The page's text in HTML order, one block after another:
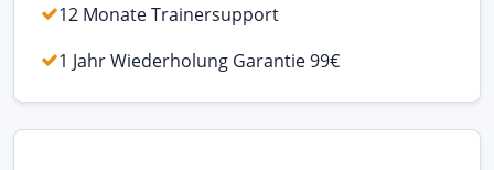
12 Monate Trainersupport
1 Jahr Wiederholung Garantie 99€